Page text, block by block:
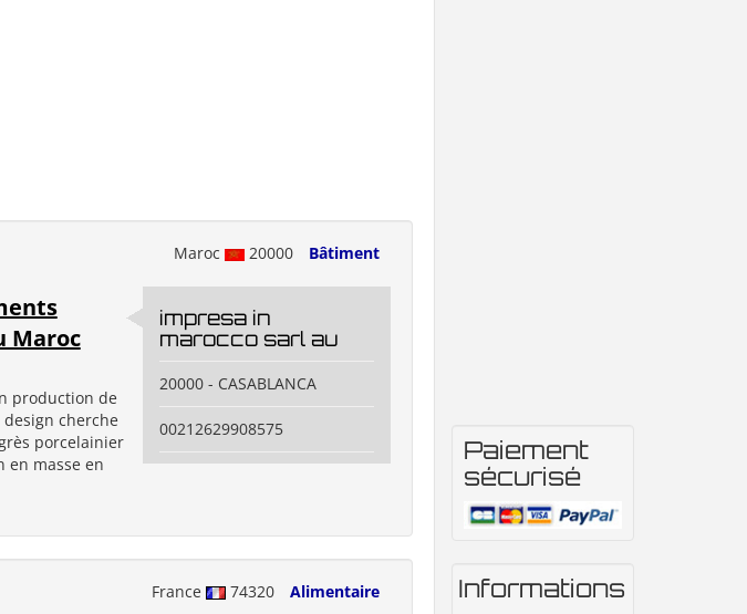
Maroc 20000 Bâtiment
Maroc
production de
cherche
porcelainier
en masse en
impresa in
marocco sarl au
20000 - CASABLANCA
00212629908575
France 74320 Alimentaire
Paiement
sécurisé
Informations